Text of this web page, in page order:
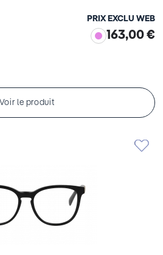
PRIX EXCLU WEB
163,00 €
Voir le produit